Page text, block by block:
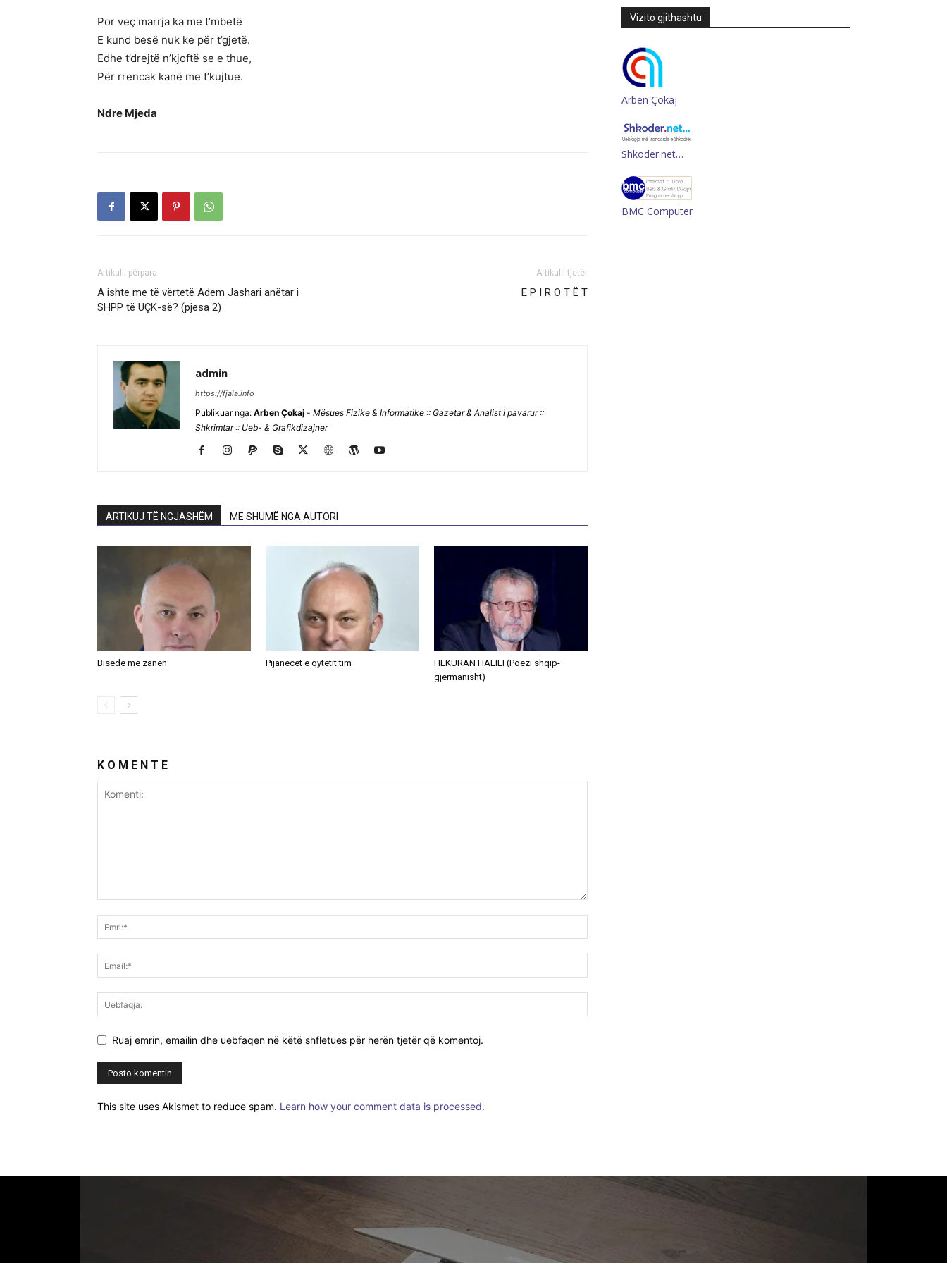
Por veç marrja ka me t’mbetë
E kund besë nuk ke për t’gjetë.
Edhe t’drejtë n’kjoftë se e thue,
Për rrencak kanë me t’kujtue.
Ndre Mjeda
Artikulli përpara
A ishte me të vërtetë Adem Jashari anëtar i
SHPP të UÇK-së? (pjesa 2)
Artikulli tjetër
E P I R O T Ë T
admin
https://fjala.info
Publikuar nga: Arben Çokaj - Mësues Fizike & Informatike :: Gazetar & Analist i pavarur ::
Shkrimtar :: Ueb- & Grafikdizajner
ARTIKUJ TË NGJASHËM MË SHUMË NGA AUTORI
Bisedë me zanën Pijanecët e qytetit tim
HEKURAN HALILI (Poezi shqip-
gjermanisht)
K O M E N T E
Ruaj emrin, emailin dhe uebfaqen në këtë shfletues për herën tjetër që komentoj.
This site uses Akismet to reduce spam. Learn how your comment data is processed.
Vizito gjithashtu
Arben Çokaj
Shkoder.net…
BMC Computer